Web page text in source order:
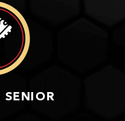
SENIOR